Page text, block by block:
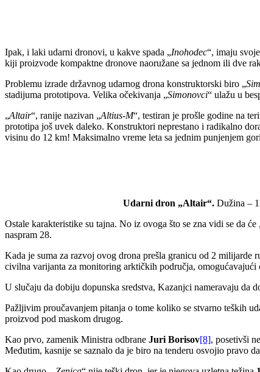
Ipak, i laki udarni dronovi, u kakve spada „Inohodec“, imaju
kiji proizvode kompaktne dronove naoružane sa jednom ili dve
Problemu izrade državnog udarnog drona konstruktorski biro „
stadijuma prototipova. Velika očekivanja „Simonovci“ ulažu u
„Altair“, ranije nazivan „Altius-M“, testiran je prošle godine na
prototipa još uvek daleko. Konstruktori neprestano i radikalno
visinu do 12 km! Maksimalno vreme leta sa jednim punjenjem
Udarni dron „Altair“.Dužina –
Ostale karakteristike su tajna. No iz ovoga što se zna vidi se da će
naspram 28.
Kada je suma za razvoj ovog drona prešla granicu od 2
civilna varijanta za monitoring arktičkih područja,
U slučaju da dobiju dopunska sredstva, Kazanjci nameravaju da
Pažljivim proučavanjem pitanja o tome koliko se stvarno teških
proizvod pod maskom drugog.
Kao prvo, zamenik Ministra odbrane Juri Borisov[8], posetivši
Međutim, kasnije se saznalo da je biro na tenderu osvojio pravo